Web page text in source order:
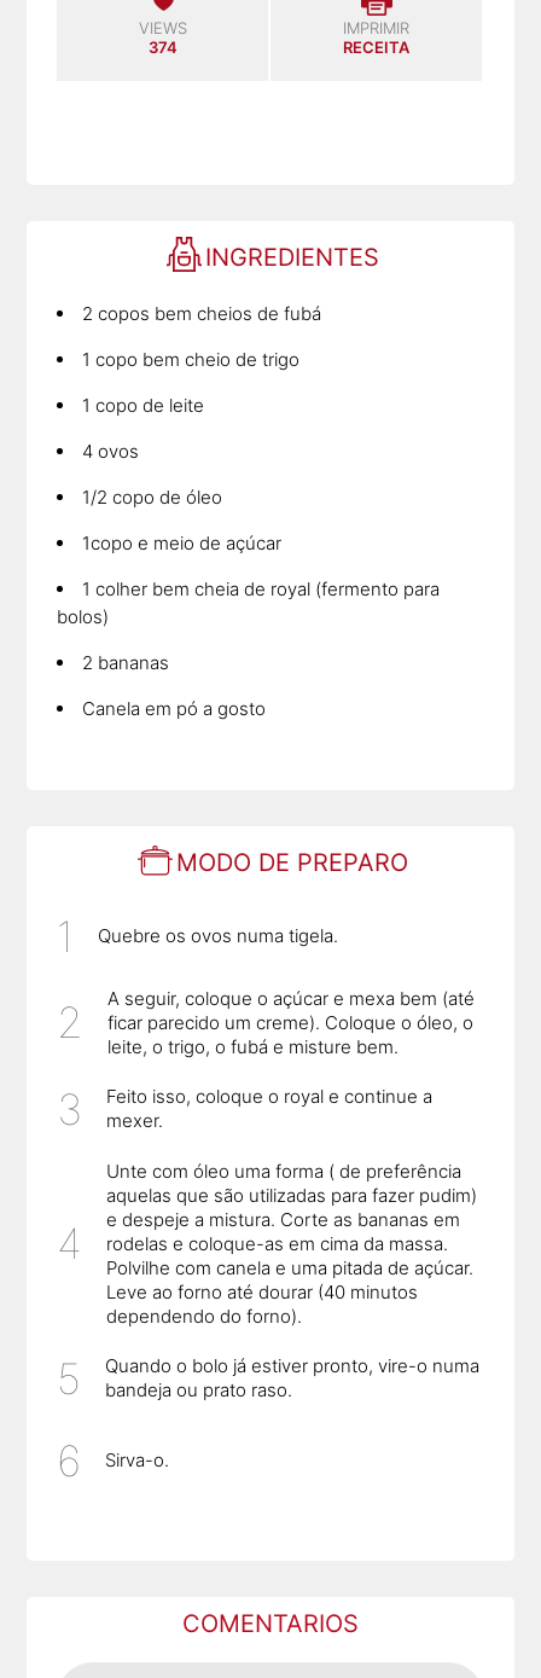
VIEWS
374
IMPRIMIR
RECEITA
INGREDIENTES
2 copos bem cheios de fubá
1 copo bem cheio de trigo
1 copo de leite
4 ovos
1/2 copo de óleo
1copo e meio de açúcar
1 colher bem cheia de royal (fermento para
bolos)
2 bananas
Canela em pó a gosto
MODO DE PREPARO
Quebre os ovos numa tigela.
A seguir, coloque o açúcar e mexa bem (até
ficar parecido um creme). Coloque o óleo, o
leite, o trigo, o fubá e misture bem.
Feito isso, coloque o royal e continue a
mexer.
Unte com óleo uma forma ( de preferência
aquelas que são utilizadas para fazer pudim)
e despeje a mistura. Corte as bananas em
rodelas e coloque-as em cima da massa.
Polvilhe com canela e uma pitada de açúcar.
Leve ao forno até dourar (40 minutos
dependendo do forno).
Quando o bolo já estiver pronto, vire-o numa
bandeja ou prato raso.
Sirva-o.
COMENTARIOS